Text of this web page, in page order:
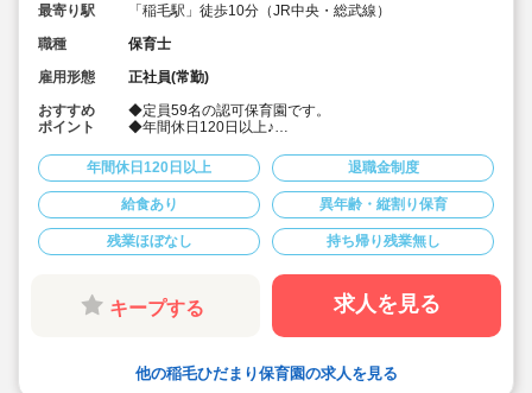
最寄り駅
「稲毛駅」徒歩10分（JR中央・総武線）
職種
保育士
雇用形態
正社員(常勤)
おすすめ
ポイント
◆定員59名の認可保育園です。
◆年間休日120日以上♪
◆基本8:30～17:00までの勤務ですが、週1回程度交代で
20時迄の残り番あり（19時頃には大体園児さんいなくな
ります）
年間休日120日以上 退職金制度
給食あり 異年齢・縦割り保育
残業ほぼなし 持ち帰り残業無し
キープする 求人を見る
他の稲毛ひだまり保育園の求人を見る